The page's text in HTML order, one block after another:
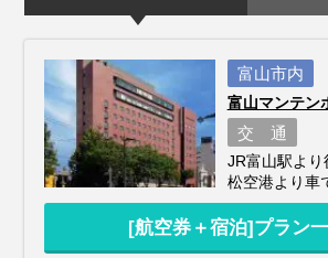
富山市内
富山マンテン
交 通
JR富山駅よ
松空港より車
[航空券＋宿泊]プラン